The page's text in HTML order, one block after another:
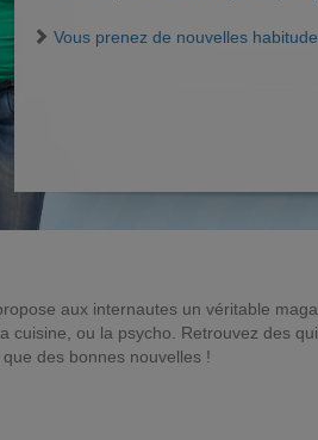
Vous prenez de nouvelles
aux internautes un véritable
cuisine, ou la psycho. Retrouvez des
des bonnes nouvelles !